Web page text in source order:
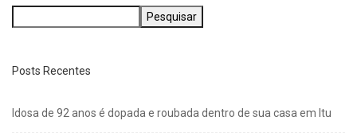
Pesquisar
Posts Recentes
Idosa de 92 anos é dopada e roubada dentro de sua casa em Itu